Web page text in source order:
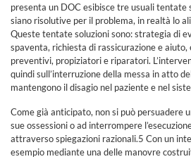
presenta un DOC esibisce tre usuali tentate
siano risolutive per il problema, in realtà lo
Queste tentate soluzioni sono: strategia di
spaventa, richiesta di rassicurazione e aiuto,
preventivi, propiziatori e riparatori.
quindi sull’interruzione della messa in atto
mantengono il disagio nel paziente e nel
Come già anticipato, non si può persuadere
sue ossessioni o ad interrompere
attraverso spiegazioni razionali.5 Con un
esempio mediante una delle manovre